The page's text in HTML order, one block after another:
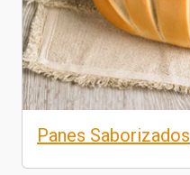
Panes Saborizados